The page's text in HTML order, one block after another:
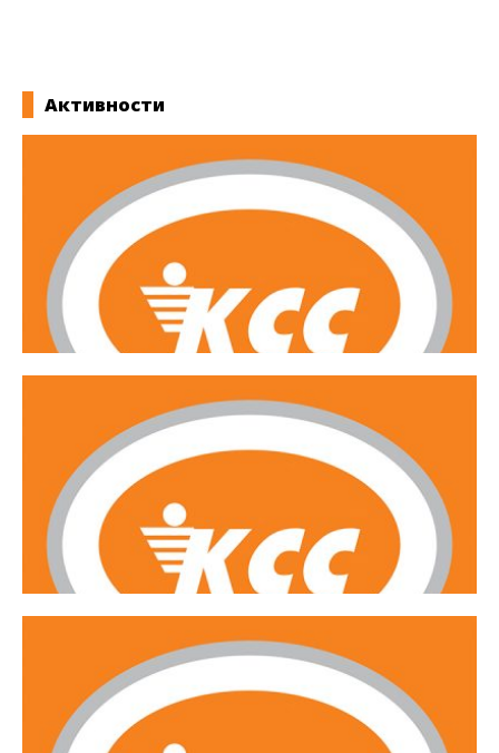
Активности